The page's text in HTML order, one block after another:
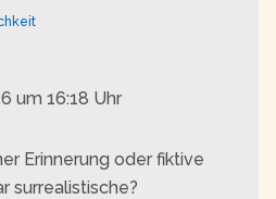
um 16:18 Uhr
Erinnerung oder fiktive
surrealistische?